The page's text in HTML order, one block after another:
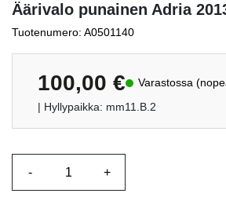
Äärivalo punainen Adria
Tuotenumero: A0501140
100,00 € Varastossa
| Hyllypaikka: mm11.B.2